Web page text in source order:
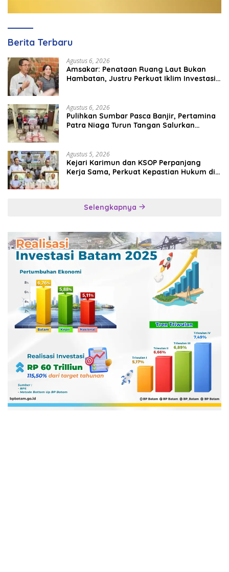
Berita Terbaru
Agustus 6, 2026
Amsakar: Penataan Ruang Laut Bukan
Hambatan, Justru Perkuat Iklim Investasi
Agustus 6, 2026
Pulihkan Sumbar Pasca Banjir, Pertamina
Patra Niaga Turun Tangan Salurkan
Agustus 5, 2026
Kejari Karimun dan KSOP Perpanjang
Kerja Sama, Perkuat Kepastian Hukum di
Selengkapnya